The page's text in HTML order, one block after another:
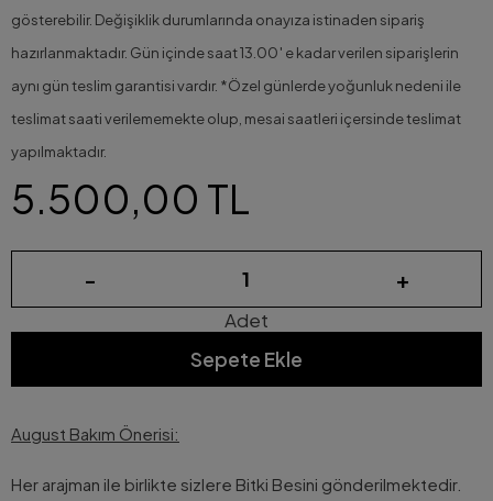
gösterebilir. Değişiklik durumlarında onayıza istinaden sipariş
hazırlanmaktadır. Gün içinde saat 13.00′ e kadar verilen siparişlerin
aynı gün teslim garantisi vardır. *Özel günlerde yoğunluk nedeni ile
teslimat saati verilememekte olup, mesai saatleri içersinde teslimat
yapılmaktadır.
5.500,00 TL
- +
Adet
Sepete Ekle
August Bakım Önerisi:
Her arajman ile birlikte sizlere Bitki Besini gönderilmektedir.